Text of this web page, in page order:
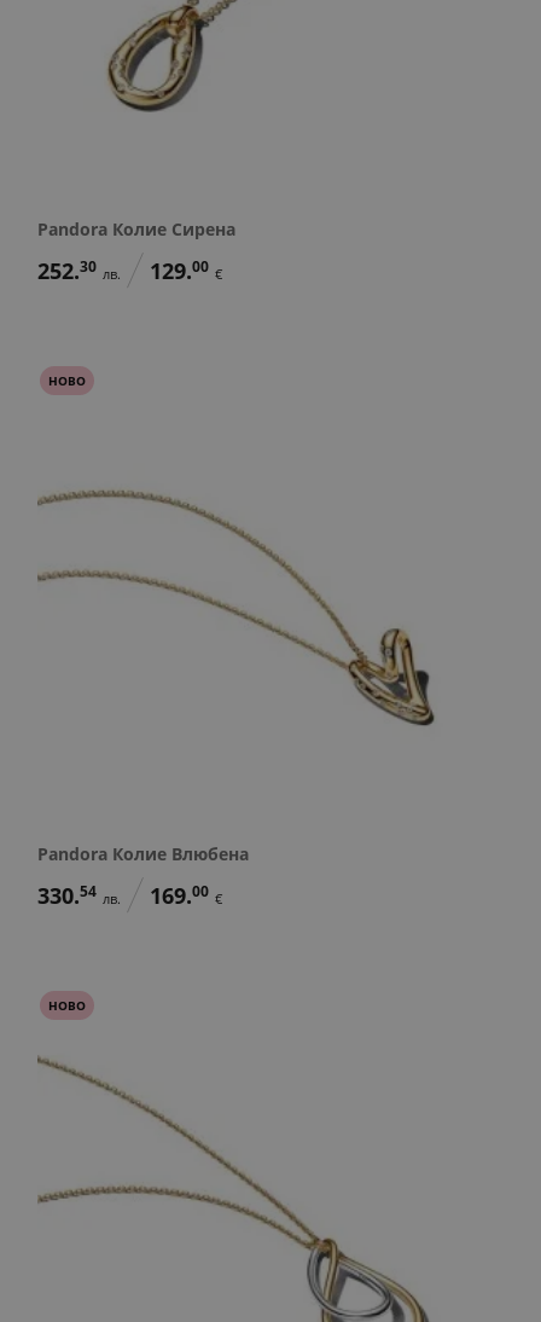
Pandora Колие Сирена
252.30 лв. 129.00 €
НОВО
Pandora Колие Влюбена
330.54 лв. 169.00 €
НОВО